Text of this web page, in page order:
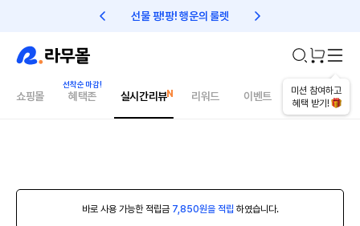
선물 팡!팡! 행운의 룰렛 친구초대 1만원 리워드!
미션 참여하고
혜택 받기!
쇼핑몰 혜택존 실시간리뷰 리워드 이벤트 건강매거진
바로 사용 가능한 적립금 7,850원을 적립 하였습니다.